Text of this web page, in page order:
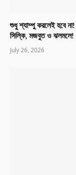
শুধু শ্যাম্পু করলেই হবে
সিল্কি, মজবুত ও ঝলমলে!
July 26, 2026